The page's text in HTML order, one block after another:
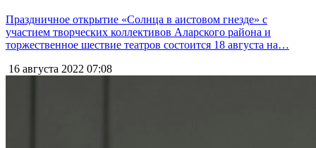
Праздничное открытие «Солнца в аистовом гнезде» с
участием творческих коллективов Аларского района и
торжественное шествие театров состоится 18 августа на…
16 августа 2022 07:08